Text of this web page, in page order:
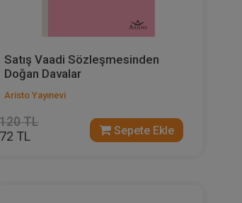
Satış Vaadi Sözleşmesinden
Doğan Davalar
Aristo Yayınevi
120 TL
72 TL Sepete Ekle